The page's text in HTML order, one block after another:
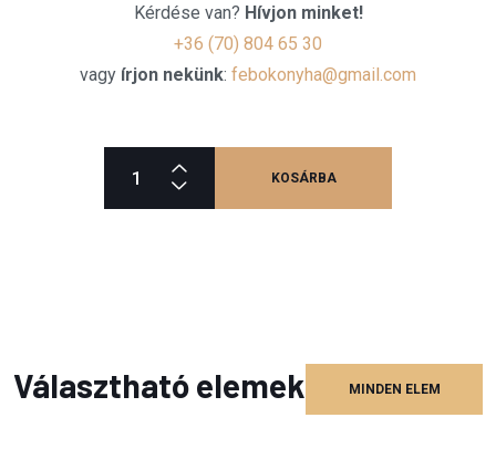
Kérdése van? Hívjon minket!
+36 (70) 804 65 30
vagy írjon nekünk: febokonyha@gmail.com
KOSÁRBA
Választható elemek MINDEN ELEM